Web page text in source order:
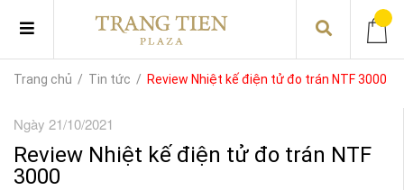
Trang chủ / Tin tức / Review Nhiệt kế điện tử đo trán NTF 3000
Ngày 21/10/2021
Review Nhiệt kế điện tử đo trán NTF
3000